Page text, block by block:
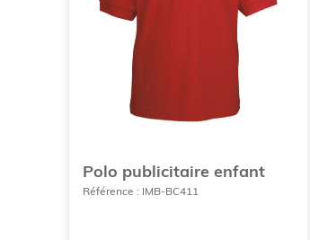
Pourquoi
communication ?
Polo publicitaire enfant
Référence : IMB-BC411